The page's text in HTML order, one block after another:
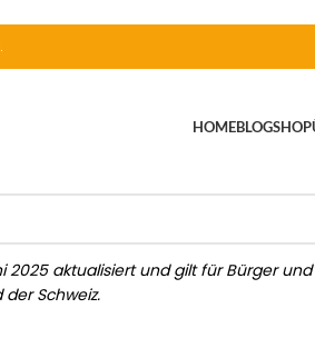
HOMEBLOGSHOP
2025 aktualisiert und gilt für Bürger
Schweiz.